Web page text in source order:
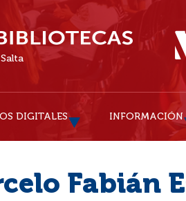
DIGITALES INFORMACIÓN
Fabián